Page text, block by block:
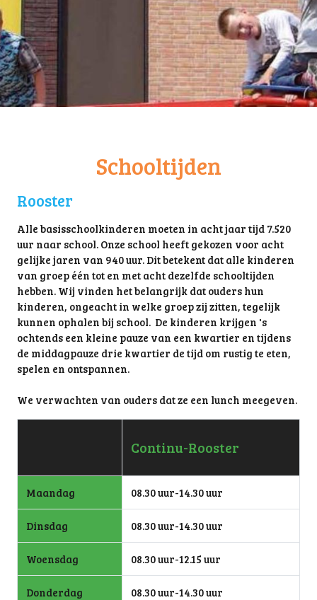
Schooltijden
Rooster
Alle basisschoolkinderen moeten in acht jaar tijd 7.520
uur naar school. Onze school heeft gekozen voor acht
gelijke jaren van 940 uur. Dit betekent dat alle kinderen
van groep één tot en met acht dezelfde schooltijden
hebben. Wij vinden het belangrijk dat ouders hun
kinderen, ongeacht in welke groep zij zitten, tegelijk
kunnen ophalen bij school. De kinderen krijgen 's
ochtends een kleine pauze van een kwartier en tijdens
de middagpauze drie kwartier de tijd om rustig te eten,
spelen en ontspannen.
We verwachten van ouders dat ze een lunch meegeven.
Continu-Rooster
Maandag 08.30 uur-14.30 uur
Dinsdag 08.30 uur-14.30 uur
Woensdag 08.30 uur-12.15 uur
Donderdag 08.30 uur-14.30 uur